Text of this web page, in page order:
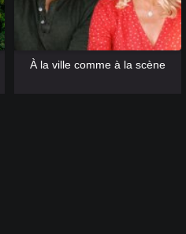
[catlist=13]
À la ville comme à la scène